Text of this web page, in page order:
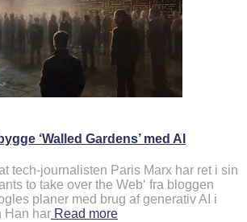
‘Walled Gardens’ med AI
tech-journalisten Paris Marx har ret i sin
to take over the Web‘ fra bloggen
planer med brug af generativ AI i
Han har Read more